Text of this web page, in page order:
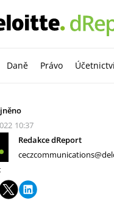
Daně Právo
10:37
Redakce dReport